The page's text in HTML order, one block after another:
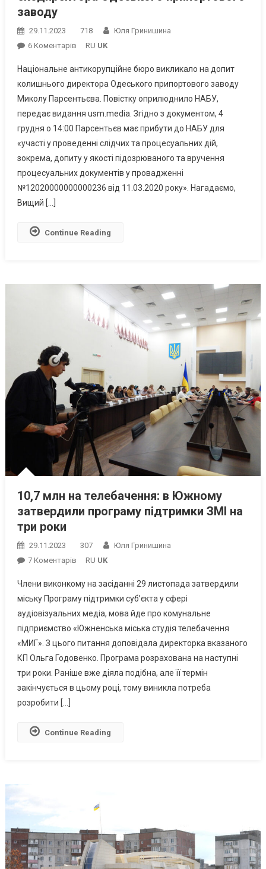
заводу
29.11.2023 718
Юля Гринишина
6 КоментарівДо
Викликало
На
Допит
Ексдиректора
Одеського
Припортового
Заводу
RU UK
Національне антикорупційне бюро викликало на допит
колишнього директора Одеського припортового заводу
Миколу Парсентьєва. Повістку оприлюднило НАБУ,
передає видання usm.media. Згідно з документом, 4
грудня о 14:00 Парсентьєв має прибути до НАБУ для
«участі у проведенні слідчих та процесуальних дій,
зокрема, допиту у якості підозрюваного та вручення
процесуальних документів у провадженні
№12020000000000236 від 11.03.2020 року». Нагадаємо,
Вищий […]
Continue Reading
10,7 млн на телебачення: в Южному
затвердили програму підтримки ЗМІ на
три роки
29.11.2023 307
Юля Гринишина
7 КоментарівДо
Млн
На
Телебачення:
В
Южному
Затвердили
Програму
Роки
RU UK
Члени виконкому на засіданні 29 листопада затвердили
міську Програму підтримки суб’єкта у сфері
аудіовізуальних медіа, мова йде про комунальне
підприємство «Южненська міська студія телебачення
«МИГ». З цього питання доповідала директорка вказаного
КП Ольга Годовенко. Програма розрахована на наступні
три роки. Раніше вже діяла подібна, але її термін
закінчується в цьому році, тому виникла потреба
розробити […]
Continue Reading